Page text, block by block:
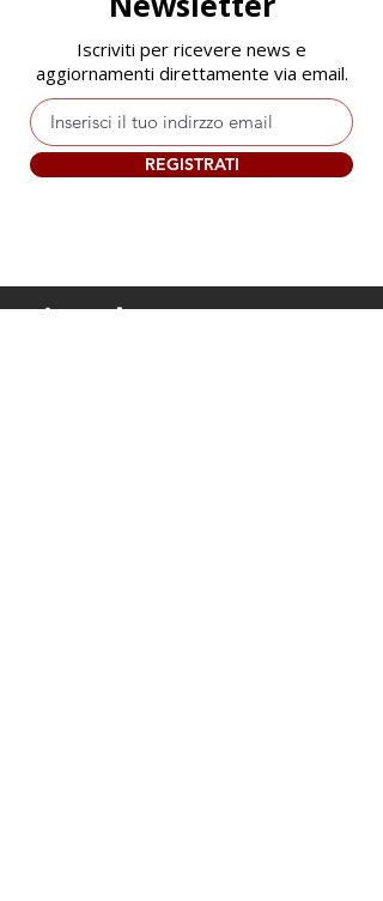
Quando il data breach
passa dalla macchina
del caffe'
Iscriviti per ricevere news e
aggiornamenti direttamente via email.
REGISTRATI